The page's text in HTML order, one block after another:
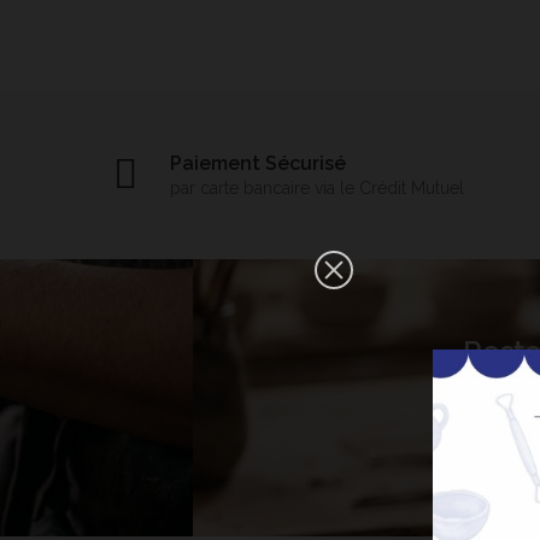
Paiement Sécurisé